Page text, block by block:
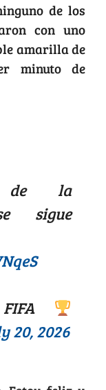
de los
con uno
amarilla de
minuto de
de la
sigue
20, 2026